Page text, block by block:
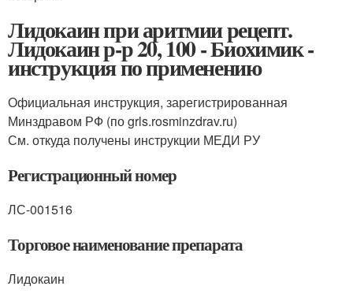
Лидокаин при аритмии рецепт.
Лидокаин р-р 20, 100 - Биохимик -
инструкция по применению
Официальная инструкция, зарегистрированная
Минздравом РФ (по grls.rosminzdrav.ru)
См. откуда получены инструкции МЕДИ РУ
Регистрационный номер
ЛС-001516
Торговое наименование препарата
Лидокаин